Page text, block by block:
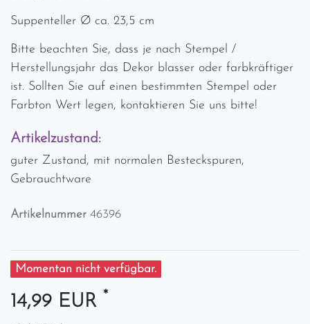
Suppenteller Ø ca. 23,5 cm
Bitte beachten Sie, dass je nach Stempel /
Herstellungsjahr das Dekor blasser oder farbkräftiger
ist. Sollten Sie auf einen bestimmten Stempel oder
Farbton Wert legen, kontaktieren Sie uns bitte!
Artikelzustand:
guter Zustand, mit normalen Besteckspuren,
Gebrauchtware
Artikelnummer 46396
Momentan nicht verfügbar.
14,99 EUR *